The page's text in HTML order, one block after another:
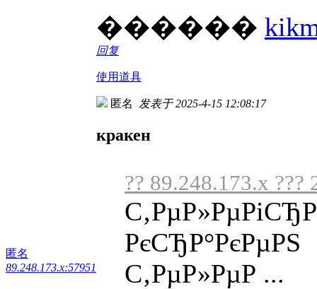
������
回复
使用道具
匿名
89.248.173.x:57951
匿名 发表于 2025-4-15 12:08:17
кракен
?? 89.248.173.x ???
РєСЂР°РєРµРЅ
С‚РµР»РµР ...